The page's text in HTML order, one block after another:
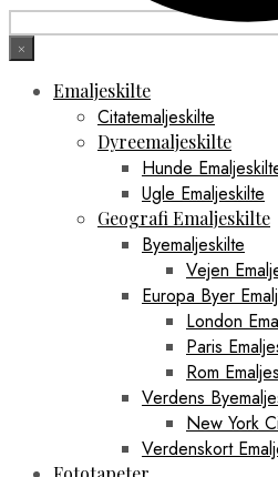
×
Emaljeskilte
Citatemaljeskilte
Dyreemaljeskilte
Hunde
Ugle Emaljeskilte
Geografi Emaljeskilte
Byemaljeskilte
Vejen
Europa Byer
London
Paris
Rom
Verdens
New York
Verdenskort